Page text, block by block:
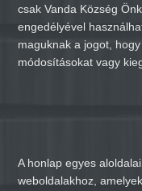
csak Vanda Község
engedélyével
maguknak a jogot,
módosításokat vagy
A honlap egyes
weboldalakhoz,